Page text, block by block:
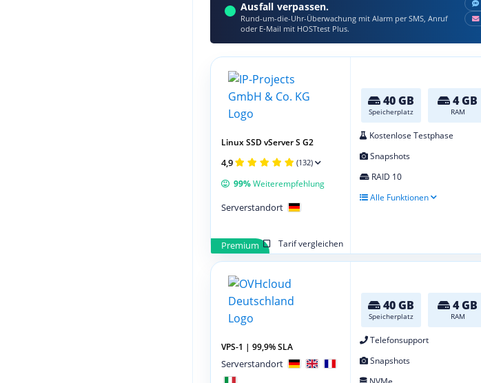
Ausfall verpassen.
Rund-um-die-Uhr-Überwachung mit Alarm per SMS, Anruf
oder E‑Mail mit HOSTtest Plus.
40 GB
Speicherplatz
4 GB
RAM
Kostenlose Testphase
Snapshots
RAID 10
Alle Funktionen
Premium Tarif vergleichen
Linux SSD vServer S G2
4,9 (132)
99%Weiterempfehlung
Serverstandort
40 GB
Speicherplatz
4 GB
RAM
Telefonsupport
Snapshots
VPS-1 | 99,9% SLA
Serverstandort